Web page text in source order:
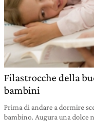
Filastrocche della
bambini
Prima di andare a dormire
bambino. Augura una dolce